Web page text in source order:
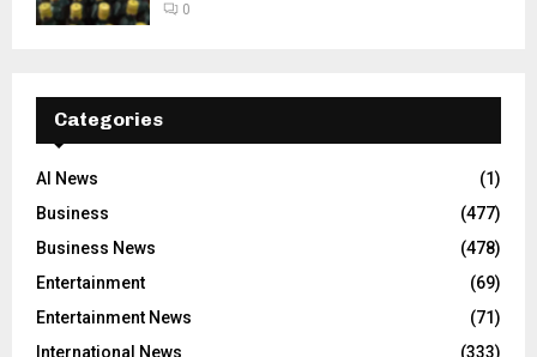
0
Categories
AI News
(1)
Business
(477)
Business News
(478)
Entertainment
(69)
Entertainment News
(71)
International News
(333)